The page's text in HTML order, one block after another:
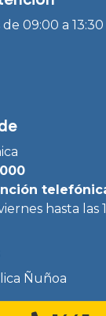
09:00 a 13:30
hasta las
Ñuñoa